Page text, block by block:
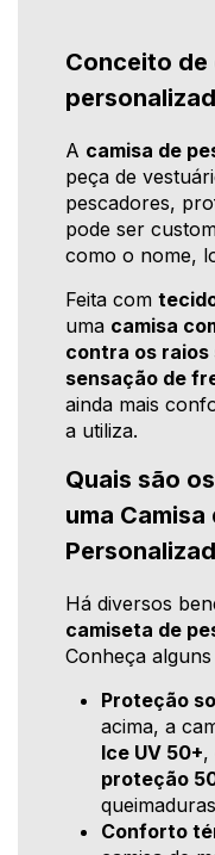
Conceito de
A camisa de
peça de
pescadores,
pode ser
como o nome,
Feita com
uma camisa
contra os raios
sensação de
ainda mais
a utiliza.
Quais são
uma Camisa
Há diversos
camiseta de
Conheça alguns
Proteção
acima, a
Ice UV 50+,
proteção
Conforto